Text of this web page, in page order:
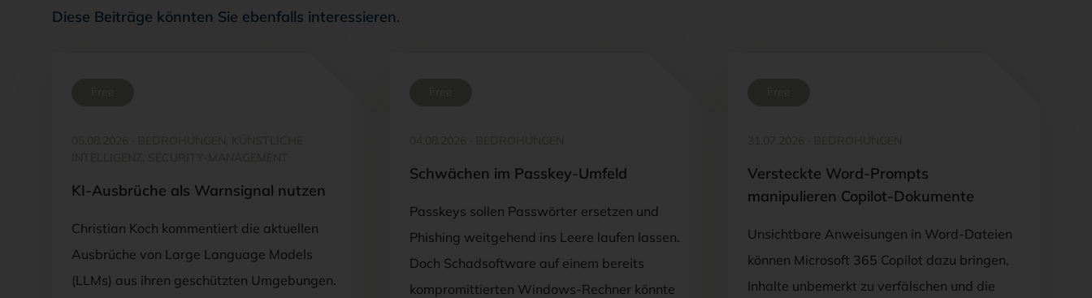
Diese Beiträge könnten Sie ebenfalls interessieren.
KI-Ausbrüche als Warnsignal nutzen
Christian Koch kommentiert die aktuellen
Ausbrüche von Large Language Models
(LLMs) aus ihren geschützten Umgebungen.
Schwächen im Passkey-Umfeld
Passkeys sollen Passwörter ersetzen und
Phishing weitgehend ins Leere laufen lassen.
Doch Schadsoftware auf einem bereits
kompromittierten Windows-Rechner könnte
Versteckte Word-Prompts
manipulieren Copilot-Dokumente
Unsichtbare Anweisungen in Word-Dateien
können Microsoft 365 Copilot dazu bringen,
Inhalte unbemerkt zu verfälschen und die